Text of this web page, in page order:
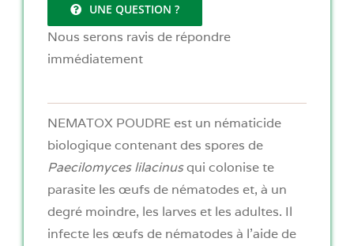
UNE QUESTION ?
Nous serons ravis de répondre
immédiatement
NEMATOX POUDRE est un nématicide
biologique contenant des spores de
Paecilomyces lilacinusqui colonise te
parasite les œufs de nématodes et, à un
degré moindre, les larves et les adultes. Il
infecte les œufs de nématodes à l’aide de